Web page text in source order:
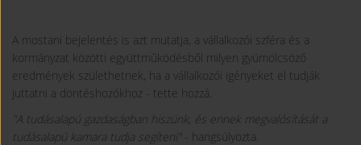
A mostani bejelentés is azt mutatja, a vállalkozói szféra és a
kormányzat közötti együttműködésből milyen gyümölcsöző
eredmények születhetnek, ha a vállalkozói igényeket el tudják
juttatni a döntéshozókhoz - tette hozzá.
"A tudásalapú gazdaságban hiszünk, és ennek megvalósítását a
tudásalapú kamara tudja segíteni"- hangsúlyozta.